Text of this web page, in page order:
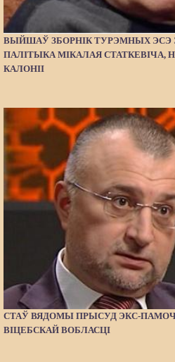
ВЫЙШАЎ ЗБОРНІК ТУРЭМНЫХ ЭСЭ
ПАЛІТЫКА МІКАЛАЯ СТАТКЕВІЧА,
КАЛОНІІ
СТАЎ ВЯДОМЫ ПРЫСУД ЭКС-
ВІЦЕБСКАЙ ВОБЛАСЦІ